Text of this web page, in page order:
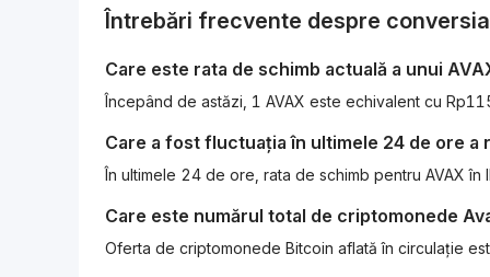
Întrebări frecvente despre conversia
Care este rata de schimb actuală a unui
Începând de astăzi, 1 AVAX este echivalent cu
Care a fost fluctuația în ultimele 24 de ore a
În ultimele 24 de ore, rata de schimb pentru AVAX
Care este numărul total de criptomonede
Oferta de criptomonede Bitcoin aflată în circulație